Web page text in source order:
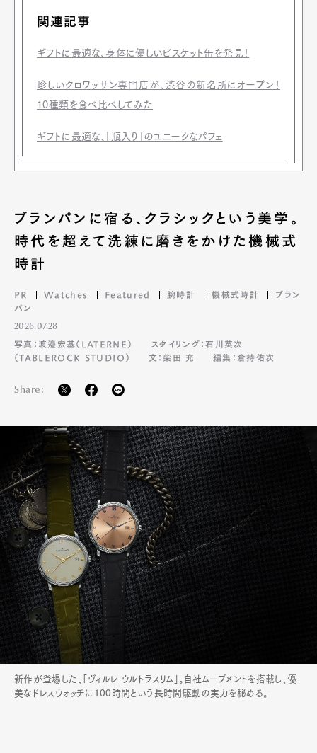
関連記事
ギフトに最適な、身体に優しいビスケット缶を発見！
珍しいクロワッサン専門店が、渋谷の新名所にオープン！
10種類を食べ比べしてみた
ギフトに最適な、「瓶入り」のユニークなパフェ
ブランパンに宿る、クラシックという美学。
時代を超えて洗練に磨きをかけた機械式
時計
PR Watches Featured 腕時計 機械式時計
ブラン
パン
2026.07.28
写真：渡邉宏基（LATERNE）
スタイリング：石川英次
（TABLEROCK STUDIO）
文：柴田 充 編集：倉持佑次
Share:
新作が登場した、「ヴィルレ ウルトラスリム」。自社ムーブメントを搭載し、優
美なドレスウォッチに100時間という長時間駆動の実力を秘める。